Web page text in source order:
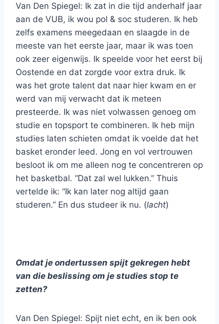
Van Den Spiegel: Ik zat in die tijd anderhalf jaar
aan de VUB, ik wou pol & soc studeren. Ik heb
zelfs examens meegedaan en slaagde in de
meeste van het eerste jaar, maar ik was toen
ook zeer eigenwijs. Ik speelde voor het eerst bij
Oostende en dat zorgde voor extra druk. Ik
was het grote talent dat naar hier kwam en er
werd van mij verwacht dat ik meteen
presteerde. Ik was niet volwassen genoeg om
studie en topsport te combineren. Ik heb mijn
studies laten schieten omdat ik voelde dat het
basket eronder leed. Jong en vol vertrouwen
besloot ik om me alleen nog te concentreren op
het basketbal. “Dat zal wel lukken.” Thuis
vertelde ik: “Ik kan later nog altijd gaan
studeren.” En dus studeer ik nu. (lacht)
Omdat je ondertussen spijt gekregen hebt
van die beslissing om je studies stop te
zetten?
Van Den Spiegel: Spijt niet echt, en ik ben ook